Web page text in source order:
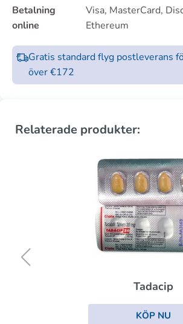
Betalning
online
Visa, MasterCard,
Ethereum
Gratis standard flyg postleverans
över €172
Relaterade produkter:
Tadacip
KÖP NU